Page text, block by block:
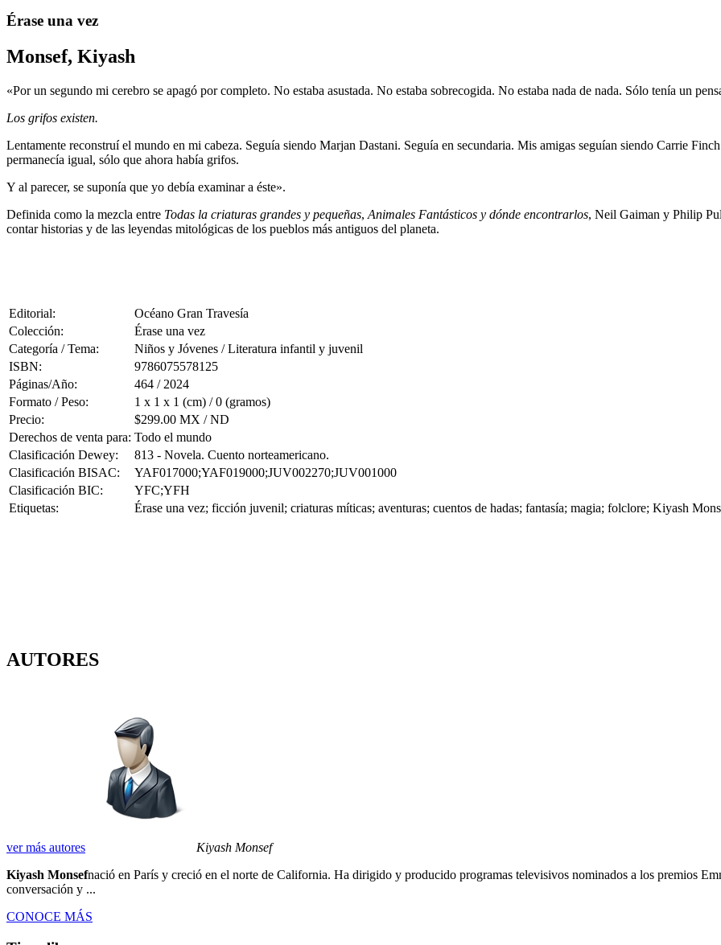
Érase una vez
Monsef, Kiyash
«Por un segundo mi cerebro se apagó por completo. No estaba asustada. No estaba sobrecogida. No estaba nada de nada. Sólo tenía un
Los grifos existen.
Lentamente reconstruí el mundo en mi cabeza. Seguía siendo Marjan Dastani. Seguía en secundaria. Mis amigas seguían siendo Carrie
permanecía igual, sólo que ahora había grifos.
Y al parecer, se suponía que yo debía examinar a éste».
Definida como la mezcla entre Todas la criaturas grandes y pequeñas, Animales Fantásticos y dónde encontrarlos, Neil Gaiman y Philip
contar historias y de las leyendas mitológicas de los pueblos más antiguos del planeta.
Editorial:
Océano Gran Travesía
Colección:
Érase una vez
Categoría / Tema:
Niños y Jóvenes / Literatura infantil y juvenil
ISBN:
9786075578125
Páginas/Año:
464 / 2024
Formato / Peso:
1 x 1 x 1 (cm) / 0 (gramos)
Precio:
$299.00 MX / ND
Derechos de venta para: Todo el mundo
Clasificación Dewey:
813 - Novela. Cuento norteamericano.
Clasificación BISAC:
YAF017000;YAF019000;JUV002270;JUV001000
Clasificación BIC:
YFC;YFH
Etiquetas:
Érase una vez; ficción juvenil; criaturas míticas; aventuras; cuentos de hadas; fantasía; magia; folclore; Kiyash
AUTORES
ver más autores
Kiyash Monsef
Kiyash Monsefnació en París y creció en el norte de California. Ha dirigido y producido programas televisivos nominados a los premios
conversación y ...
CONOCE MÁS